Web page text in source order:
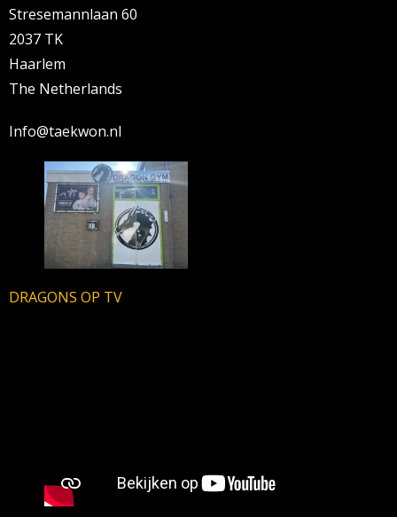
Stresemannlaan 60
2037 TK
Haarlem
The Netherlands
Info@taekwon.nl
DRAGONS OP TV